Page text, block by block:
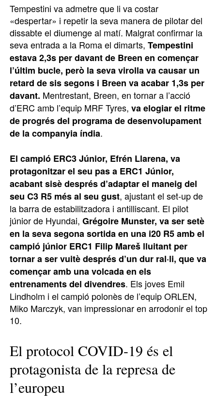
Tempestini va admetre que li va costar
«despertar» i repetir la seva manera de pilotar del
dissabte el diumenge al matí. Malgrat confirmar la
seva entrada a la Roma el dimarts, Tempestini
estava 2,3s per davant de Breen en començar
l’últim bucle, però la seva virolla va causar un
retard de sis segons i Breen va acabar 1,3s per
davant. Mentrestant, Breen, en tornar a l’acció
d’ERC amb l’equip MRF Tyres, va elogiar el ritme
de progrés del programa de desenvolupament
de la companyia índia.
El campió ERC3 Júnior, Efrén Llarena, va
protagonitzar el seu pas a ERC1 Júnior,
acabant sisè després d’adaptar el maneig del
seu C3 R5 més al seu gust, ajustant el set-up de
la barra de estabilitzadora i antilliscant. El pilot
júnior de Hyundai, Grégoire Munster, va ser setè
en la seva segona sortida en una i20 R5 amb el
campió júnior ERC1 Filip Mareš lluitant per
tornar a ser vuitè després d’un dur ral·li, que va
començar amb una volcada en els
entrenaments del divendres. Els joves Emil
Lindholm i el campió polonès de l’equip ORLEN,
Miko Marczyk, van impressionar en arrodonir el top
10.
El protocol COVID-19 és el
protagonista de la represa de
l’europeu